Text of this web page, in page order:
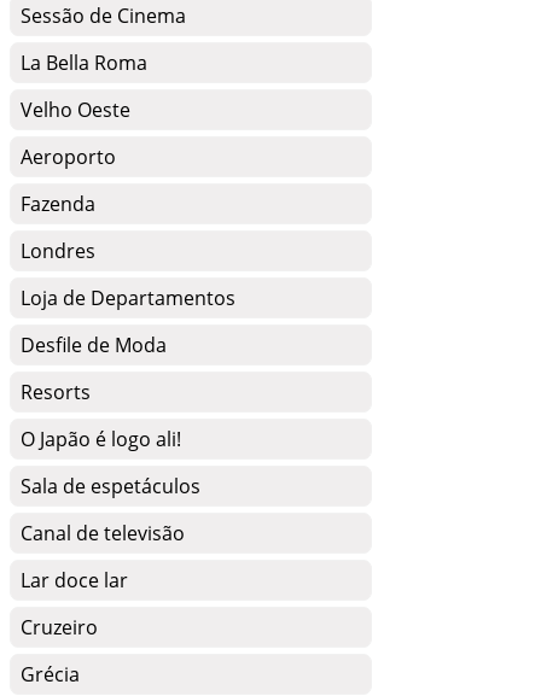
Sessão de Cinema
La Bella Roma
Velho Oeste
Aeroporto
Fazenda
Londres
Loja de Departamentos
Desfile de Moda
Resorts
O Japão é logo ali!
Sala de espetáculos
Canal de televisão
Lar doce lar
Cruzeiro
Grécia